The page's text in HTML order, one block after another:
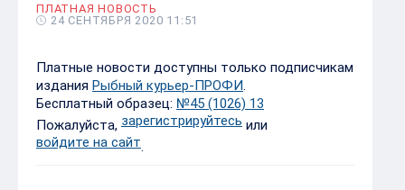
ПЛАТНАЯ НОВОСТЬ
24 СЕНТЯБРЯ 2020 11:51
Платные новости доступны только подписчикам
издания Рыбный курьер-ПРОФИ.
Бесплатный образец: №45 (1026) 13
Пожалуйста, зарегистрируйтесь или
войдите на сайт.